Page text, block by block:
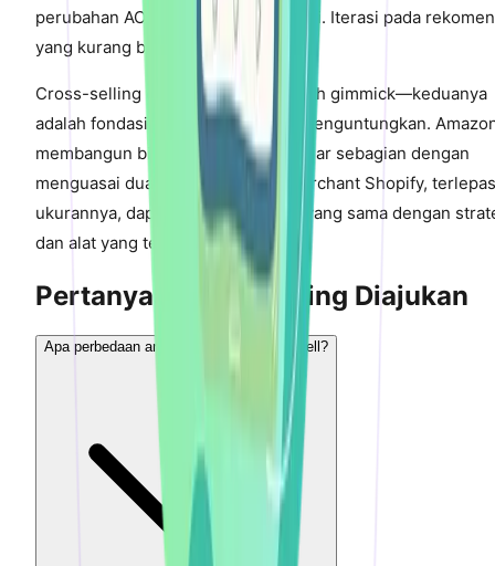
perubahan AOV, dan tingkat konversi. Iterasi pada
yang kurang berkinerja.
Cross-selling dan upselling bukanlah gimmick—keduanya
adalah fondasi e-commerce yang menguntungkan.
membangun bisnis senilai $500 miliar sebagian dengan
menguasai dua taktik ini. Setiap merchant Shopify,
ukurannya, dapat menangkap nilai yang sama dengan
dan alat yang tepat.
Pertanyaan yang Sering Diajukan
Apa perbedaan antara cross-sell dan upsell?